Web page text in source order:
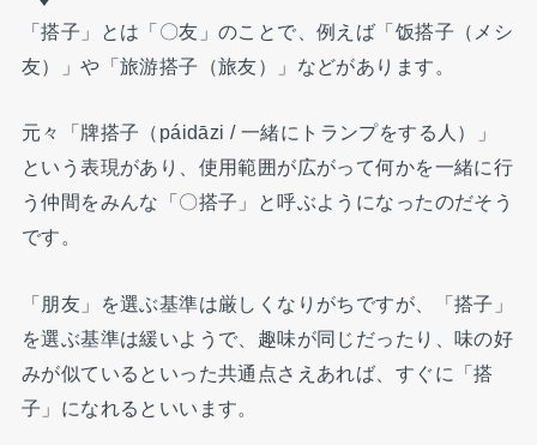
「搭子」とは「〇友」のことで、例えば「饭搭子（メシ
友）」や「旅游搭子（旅友）」などがあります。
元々「牌搭子（páidāzi / 一緒にトランプをする人）」
という表現があり、使用範囲が広がって何かを一緒に行
う仲間をみんな「〇搭子」と呼ぶようになったのだそう
です。
「朋友」を選ぶ基準は厳しくなりがちですが、「搭子」
を選ぶ基準は緩いようで、趣味が同じだったり、味の好
みが似ているといった共通点さえあれば、すぐに「搭
子」になれるといいます。